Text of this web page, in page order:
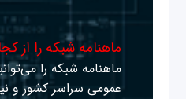
ماهنامه شبکه را از
ماهنامه شبکه را
عمومی سراسر کشور و